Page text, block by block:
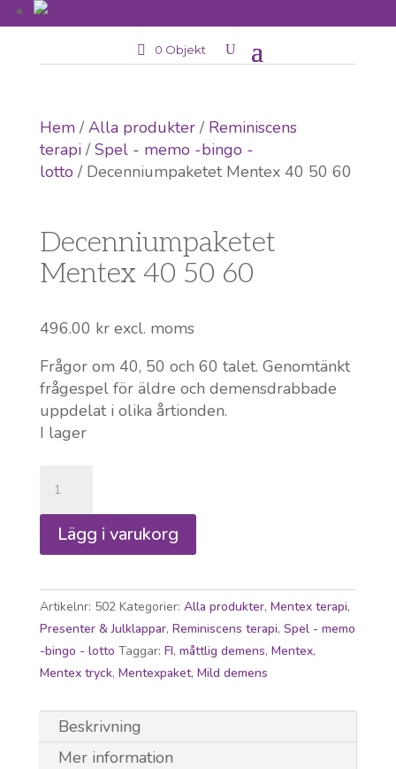
0 Objekt
Hem/Alla produkter/ Reminiscens
terapi/Spel - memo -bingo -
lotto/ Decenniumpaketet Mentex 40 50 60
Decenniumpaketet
Mentex 40 50 60
496.00 krexcl. moms
Frågor om 40, 50 och 60 talet. Genomtänkt
frågespel för äldre och demensdrabbade
uppdelat i olika årtionden.
I lager
Mentex
40
mängd
Lägg i varukorg
Artikelnr: 502 Kategorier: Alla produkter, Mentex terapi,
Presenter & Julklappar, Reminiscens terapi, Spel - memo
-bingo - lotto Taggar: FI, måttlig demens, Mentex,
Mentex tryck, Mentexpaket, Mild demens
Beskrivning
Mer information